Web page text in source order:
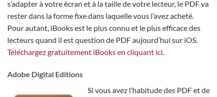
s’adapter à votre écran et à la taille de votre lecteur, le PDF va
rester dans la forme fixe dans laquelle vous l’avez acheté.
Pour autant, iBooks est le plus connu et le plus efficace des
lecteurs quand il est question de PDF aujourd’hui sur iOS.
Téléchargez gratuitement iBooks en cliquant ici.
Adobe Digital Editions
Si vous avez l’habitude des PDF et de